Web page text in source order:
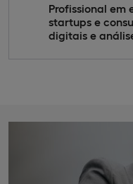
Profissional em
startups e
digitais e